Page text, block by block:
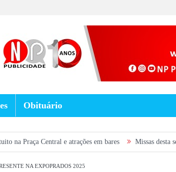
Obituário
atrações em bares Missas desta semana em Prados:
NA EXPOPRADOS 2025